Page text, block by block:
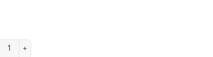
de Natural Ear Drops NED Pour les problèmes d'oreille